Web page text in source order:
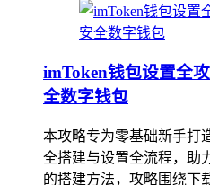
imToken钱包设置全
全数字钱包
本攻略专为零基础新手打
全搭建与设置全流程，助
的搭建方法，攻略围绕下